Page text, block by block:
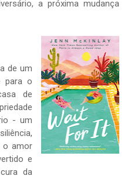
a próxima mudança
de um
para o
de
- um
o amor
e
da